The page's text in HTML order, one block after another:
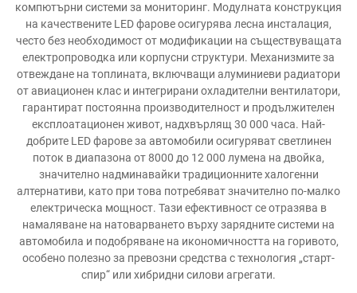
компютърни системи за мониторинг. Модулната конструкция
на качествените LED фарове осигурява лесна инсталация,
често без необходимост от модификации на съществуващата
електропроводка или корпусни структури. Механизмите за
отвеждане на топлината, включващи алуминиеви радиатори
от авиационен клас и интегрирани охладителни вентилатори,
гарантират постоянна производителност и продължителен
експлоатационен живот, надхвърлящ 30 000 часа. Най-
добрите LED фарове за автомобили осигуряват светлинен
поток в диапазона от 8000 до 12 000 лумена на двойка,
значително надминавайки традиционните халогенни
алтернативи, като при това потребяват значително по-малко
електрическа мощност. Тази ефективност се отразява в
намаляване на натоварването върху зарядните системи на
автомобила и подобряване на икономичността на горивото,
особено полезно за превозни средства с технология „старт-
спир“ или хибридни силови агрегати.